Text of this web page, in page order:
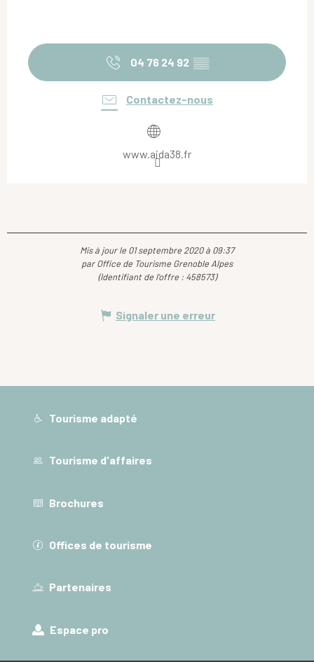
04 76 24 92 ▒▒
Contactez-nous
www.aida38.fr
Mis à jour le 01 septembre 2020 à 09:37
par Office de Tourisme Grenoble Alpes
(Identifiant de l'offre : 458573)
Signaler une erreur
Tourisme adapté
Tourisme d'affaires
Brochures
Offices de tourisme
Partenaires
Espace pro